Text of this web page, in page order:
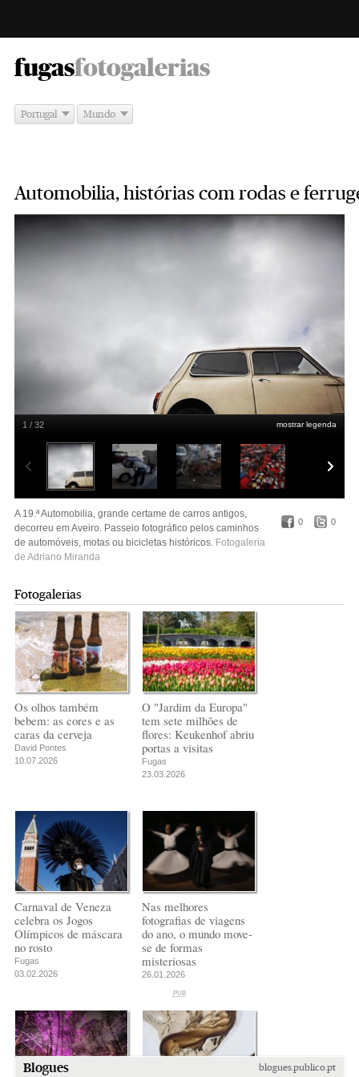
fugas -
fotogalerias
Portugal Mundo
Automobilia, histórias com rodas e
Exposições da cidade |Adriano Miranda
mostrar legenda
1 / 32
0 0
A 19.ª Automobilia, grande certame de carros antigos,
decorreu em Aveiro. Passeio fotográfico pelos caminhos
de automóveis, motas ou bicicletas históricos. Fotogaleria
de Adriano Miranda
Fotogalerias
Os olhos também
bebem: as cores e as
caras da cerveja
David Pontes
10.07.2026
O "Jardim da Europa"
tem sete milhões de
flores: Keukenhof abriu
portas a visitas
Fugas
23.03.2026
Carnaval de Veneza
celebra os Jogos
Olímpicos de máscara
no rosto
Fugas
03.02.2026
Nas melhores
fotografias de viagens
do ano, o mundo move-
se de formas
misteriosas
26.01.2026
PUB
PUB
PUB
Blogues blogues.publico.pt